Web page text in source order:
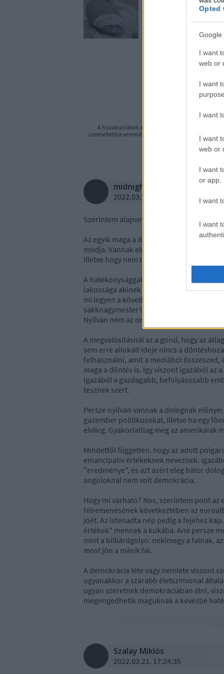
Opted
Google
I want
web or
I want
I want
I want
web or
I want
or app.
I want
I want
https://
A hozzászólások a
üzemeltetője semmilyen felelősséget nem vállal,
Felhasználási
midnightcoder2
2022.03.21. 11:36:44
Szerintem alapvetõen két különbözõ,
Az egyik maga a demokrácia. Ez egy
módja. Vannak elõnyei és hátrányai, a
illetve hogy nem túl hatákony.
A hatékonysággal kapcsolatos
lakossága akinek a szeme elõtt egy
mi legyen a következõ lépés, és azt lépik
sakknagymester lép.
Nyilván nem az ország fog nyerni.
A megvalósításnál az a gond, hogy az
sem erre allokált ideje nincs a
felhasználni, amit a médiából
maga a döntés is. Így viszont igazából az
igazából a gazdagabb, befolyásosabb
tesznek szert.
Persze nyilván vannak a dolognak
gazember politikusokat, illetve ha egy
elvileg. Gyakorlatilag meg az amerikaiak
Mindettõl független, hogy az adott
emancipatív értékeknek neveznek.
"eredménye", és azt azért elég bátor
angoloknál nem volt demokrácia.
Hogy mi várható? Nos, szerintem pont
félremenésének következtében az
jóét. Az istenadta nép pedig a fejéhez
értékek" mennek a kukába. Ami persze
mint a billiárdgolyó: nekimegy a falnak,
most jön a másik fal.
A demokrácia léte vagy nemléte viszont
ugyanakkor a szarabb életszínvonal
ugyan szeretnek demokráciában élni,
megengedhetik maguknak a kevésbé
Szalay Miklós
2022.03.21. 17:24:35